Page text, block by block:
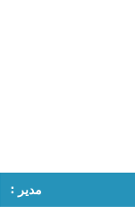
مدیر :